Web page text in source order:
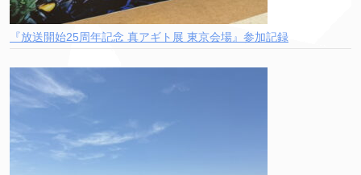
『放送開始25周年記念 真アギト展 東京会場』参加記録